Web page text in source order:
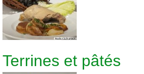
Terrines et pâtés